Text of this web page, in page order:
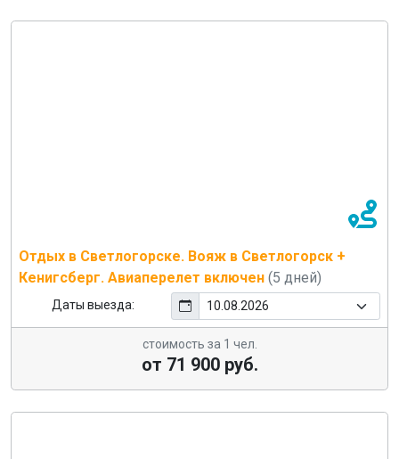
Отдых в Светлогорске. Вояж в Светлогорск +
Кенигсберг. Авиаперелет включен (5 дней)
Даты выезда:
стоимость за 1 чел.
от 71 900 руб.